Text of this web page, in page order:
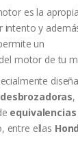
es la
intento y
un
del motor de tu
,
equivalencias
entre ellas